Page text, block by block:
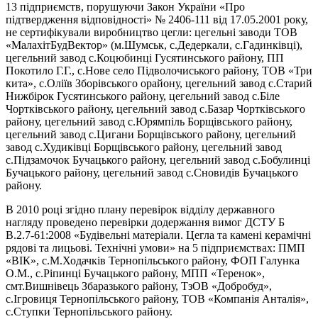
13 підприємств, порушуючи Закон України «Про
підтвердження відповідності» № 2406-111 від 17.05.2001 року,
не сертифікували виробництво цегли: цегельні заводи ТОВ
«МалахітБудВектор» (м.Шумськ, с.Дедеркали, с.Гадинківці),
цегельний завод с.Коцюбинці Гусятинського району, ПП
Покотило Г.Г., с.Нове село Підволочиського району, ТОВ «Три
кита», с.Оліїв Зборівського орайону, цегельний завод с.Старий
Нижбірок Гусятинського району, цегельний завод с.Біле
Чортківського району, цегельний завод с.Базар Чортківського
району, цегельний завод с.Юрямпіль Борщівського району,
цегельний завод с.Цигани Борщівського району, цегельний
завод с.Худиківці Борщівського району, цегельний завод
с.Підзамочок Бучацького району, цегельний завод с.Бобулинці
Бучацького району, цегельний завод с.Сновидів Бучацького
району.
В 2010 році згідно плану перевірок відділу державного
нагляду проведено перевірки додержання вимог ДСТУ Б
В.2.7-61:2008 «Будівельні матеріали. Цегла та камені керамічні
рядові та лицьові. Технічні умови» на 5 підприємствах: ПМП
«ВІК», с.М.Ходачків Тернопільського району, ФОП Галунка
О.М., с.Ріпинці Бучацького району, МПП «Теренок»,
смт.Вишнівець Збаразького району, ТзОВ «Добробуд»,
с.Ігровиця Тернопільського району, ТОВ «Компанія Анталія»,
с.Ступки Тернопільського району.